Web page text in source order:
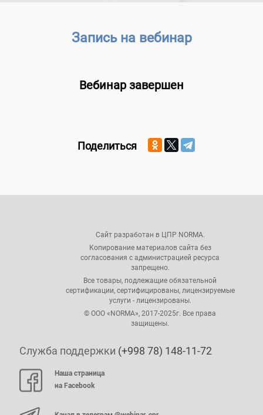
Запись на вебинар
Вебинар завершен
Поделиться
Сайт разработан в ЦПР NORMA.
Копирование материалов сайта без
согласования с администрацией ресурса
запрещено.
Все товары, подлежащие обязательной
сертификации, сертифицированы, лицензируемые
услуги - лицензированы.
© ООО «NORMA», 2017-2025г. Все права
защищены.
Служба поддержки (+998 78) 148-11-72
Наша страница
на Facebook